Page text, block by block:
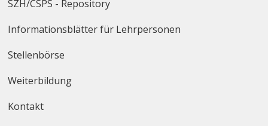
SZH/CSPS - Repository
Informationsblätter für Lehrpersonen
Stellenbörse
Weiterbildung
Kontakt